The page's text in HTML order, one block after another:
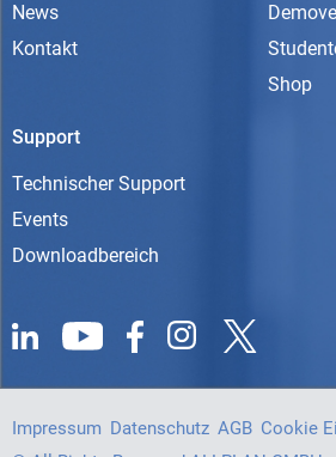
News
Kontakt
Shop
Support
Technischer Support
Events
Downloadbereich
Impressum Datenschutz AGB Cookie